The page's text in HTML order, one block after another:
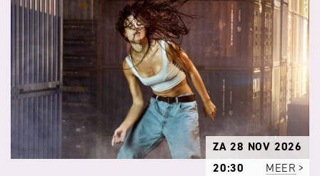
ZA 28 NOV 2026
20:30
MEER